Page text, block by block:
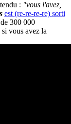
: "vous l'avez,
est (re-re-re-re) sorti
300 000
vous avez la